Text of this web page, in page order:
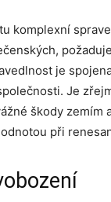
komplexní
je
Je
škody
při